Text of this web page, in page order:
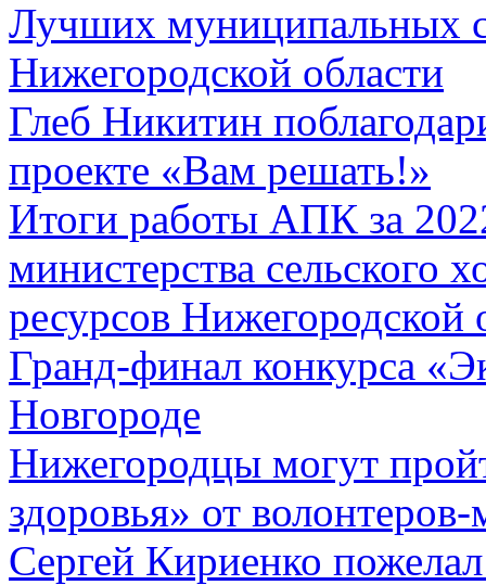
Лучших муниципальных
Нижегородской области
Глеб Никитин
проекте «Вам решать!»
Итоги работы АПК за
министерства сельского
ресурсов Нижегородской
Гранд-финал конкурса
Новгороде
Нижегородцы могут
здоровья» от
Сергей Кириенко